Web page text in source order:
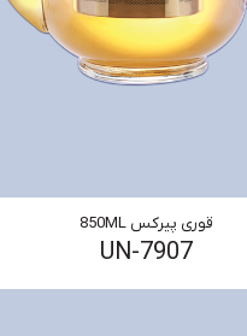
قوری پیرکس 850ML
UN-7907